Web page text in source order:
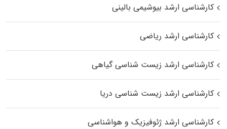
کارشناسی ارشد بیوشیمی بالینی
کارشناسی ارشد ریاضی
کارشناسی ارشد زیست‌ شناسی گیاهی
کارشناسی ارشد زیست‌ شناسی دریا
کارشناسی ارشد ژئوفیزیک و هواشناسی